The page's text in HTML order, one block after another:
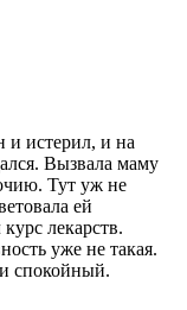
и истерил, и на
Вызвала маму
Тут уж не
ей
лекарств.
уже не такая.
спокойный.